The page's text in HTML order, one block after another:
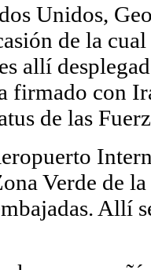
Unidos,
de la
allí
firmado con
de las
Verde de
Allí